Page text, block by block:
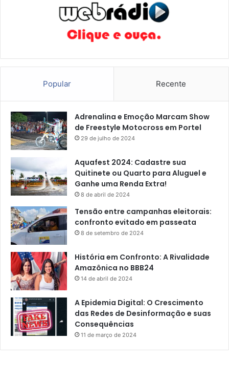
Popular Recente
Adrenalina e Emoção Marcam Show
de Freestyle Motocross em Portel
29 de julho de 2024
Aquafest 2024: Cadastre sua
Quitinete ou Quarto para Aluguel e
Ganhe uma Renda Extra!
8 de abril de 2024
Tensão entre campanhas eleitorais:
confronto evitado em passeata
8 de setembro de 2024
História em Confronto: A Rivalidade
Amazônica no BBB24
14 de abril de 2024
A Epidemia Digital: O Crescimento
das Redes de Desinformação e suas
Consequências
11 de março de 2024